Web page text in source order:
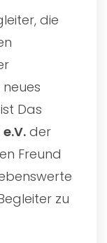
die
Das
der
Freund
zu